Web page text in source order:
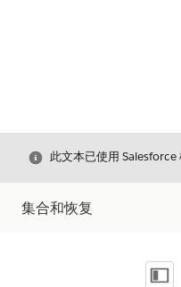
关闭
此文本已使用
集合和恢复
显示